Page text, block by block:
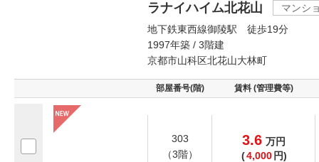
ラナイハイム北花山
マンシ
地下鉄東西線御陵駅 徒歩19分
1997年築 / 3階建
京都市山科区北花山大林町
部屋番号(階) 賃料 (管理費等)
303
（3階）
3.6 万円
(4,000 円)